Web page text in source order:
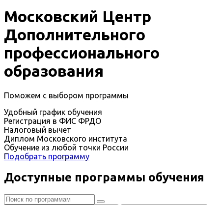
Московский Центр
Дополнительного
профессионального
образования
Поможем с выбором программы
Удобный график обучения
Регистрация в ФИС ФРДО
Налоговый вычет
Диплом Московского института
Обучение из любой точки России
Подобрать программу
Доступные программы обучения